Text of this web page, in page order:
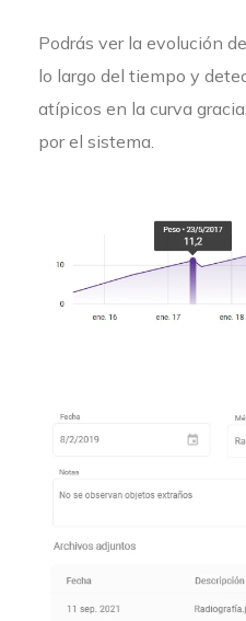
Podrás ver la evolución
lo largo del tiempo y
atípicos en la curva
por el sistema.